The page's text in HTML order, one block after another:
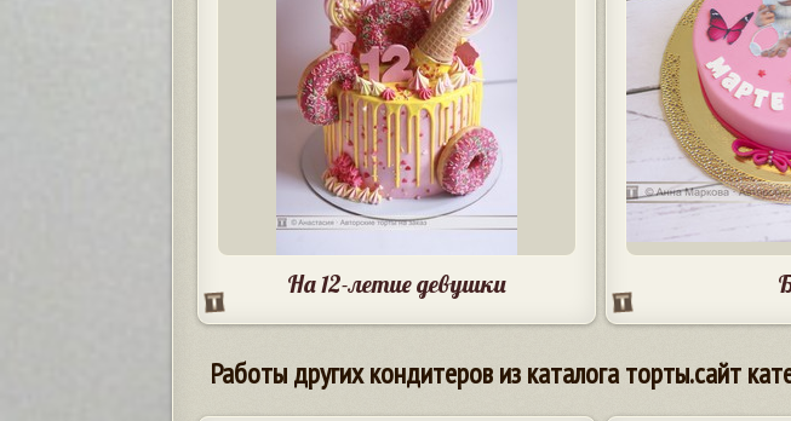
На 12-летие девушки
Работы других кондитеров из каталога торты.сайт